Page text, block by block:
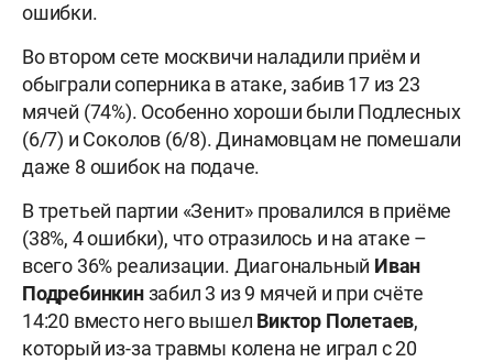
ошибки.
Во втором сете москвичи наладили приём и
обыграли соперника в атаке, забив 17 из 23
мячей (74%). Особенно хороши были Подлесных
(6/7) и Соколов (6/8). Динамовцам не помешали
даже 8 ошибок на подаче.
В третьей партии «Зенит» провалился в приёме
(38%, 4 ошибки), что отразилось и на атаке –
всего 36% реализации. Диагональный Иван
Подребинкинзабил 3 из 9 мячей и при счёте
14:20 вместо него вышел Виктор Полетаев,
который из-за травмы колена не играл с 20